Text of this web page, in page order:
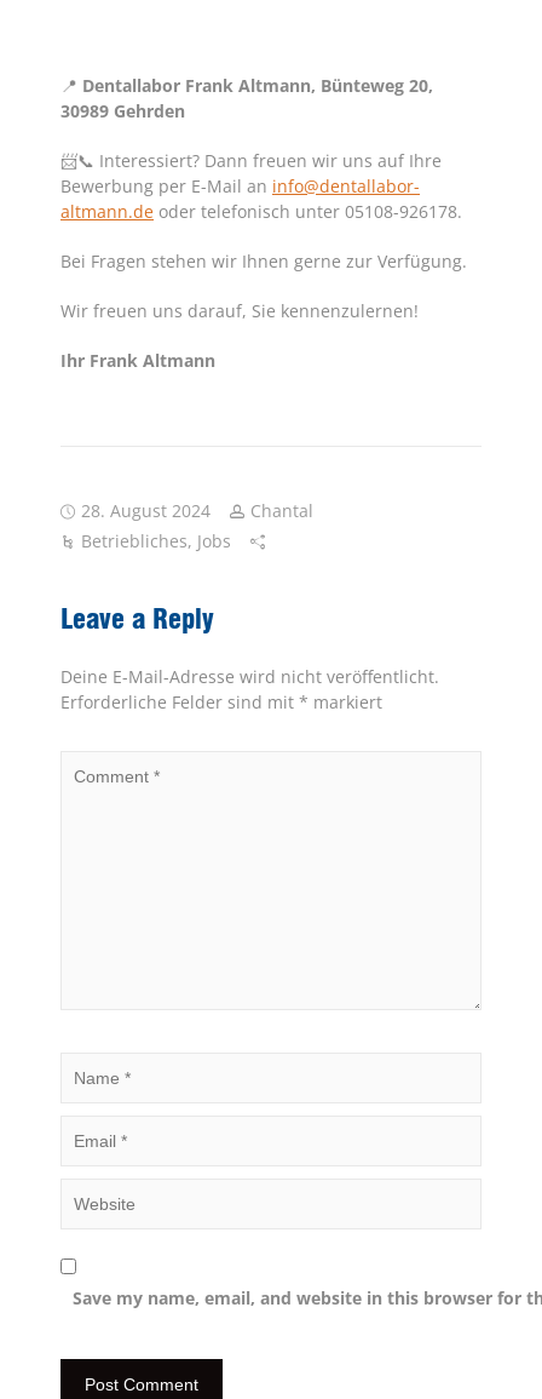
📍 Dentallabor Frank Altmann, Bünteweg 20,
30989 Gehrden
📨📞 Interessiert? Dann freuen wir uns auf Ihre
Bewerbung per E-Mail an info@dentallabor-
altmann.de oder telefonisch unter 05108-926178.
Bei Fragen stehen wir Ihnen gerne zur Verfügung.
Wir freuen uns darauf, Sie kennenzulernen!
Ihr Frank Altmann
28. August 2024
Chantal
Betriebliches, Jobs
Leave a Reply
Deine E-Mail-Adresse wird nicht veröffentlicht.
Erforderliche Felder sind mit * markiert
Save my name, email, and website in this browser for